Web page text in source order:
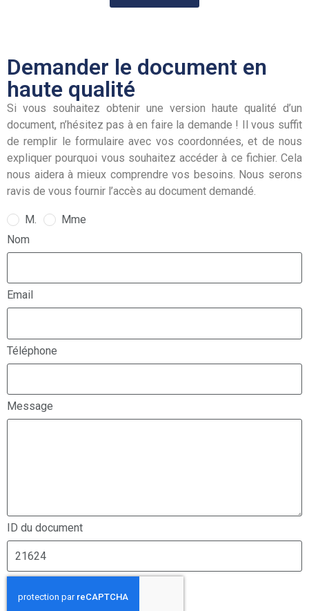
Demander le document en
haute qualité
Si vous souhaitez obtenir une version haute qualité d’un
document, n’hésitez pas à en faire la demande ! Il vous suffit
de remplir le formulaire avec vos coordonnées, et de nous
expliquer pourquoi vous souhaitez accéder à ce fichier. Cela
nous aidera à mieux comprendre vos besoins. Nous serons
ravis de vous fournir l’accès au document demandé.
M.
Mme
Nom
Email
Téléphone
Message
ID du document